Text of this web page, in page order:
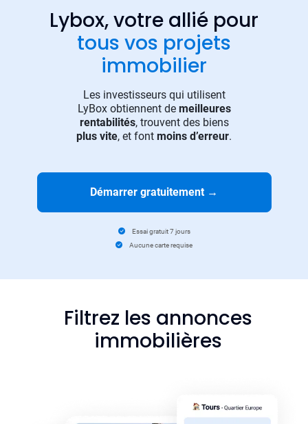
Lybox, votre allié pour
tous vos projets
immobilier
Les investisseurs qui utilisent
LyBox obtiennent de meilleures
rentabilités, trouvent des biens
plus vite, et font moins d’erreur.
Démarrer gratuitement →
Essai gratuit 7 jours
Aucune carte requise
Filtrez les annonces
immobilières